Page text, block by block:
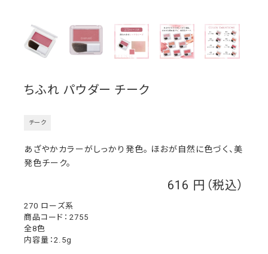
ちふれ パウダー チーク
チーク
616
2755
270 ローズ系
あざやかカラーがしっかり発色。 ほおが自然に色づく、美
発色チーク。
全8色
内容量：2.5g